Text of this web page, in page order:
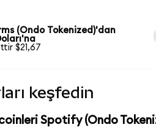
(Ondo Tokenized)'dan
$21,67
keşfedin
Spotify (Ondo